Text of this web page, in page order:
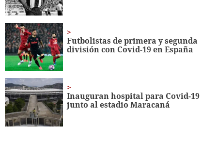
Futbolistas de primera y segunda
división con Covid-19 en España
Inauguran hospital para Covid-19
junto al estadio Maracaná